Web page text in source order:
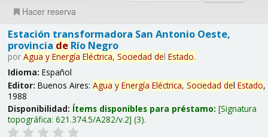
Hacer reserva
Estación transformadora San Antonio Oeste,
provincia deRío Negro
por Agua y Energía Eléctrica, Sociedad del Estado.
Idioma: Español
Editor: Buenos Aires: Agua y Energía Eléctrica, Sociedad del Estado,
1988
Disponibilidad: Ítems disponibles para préstamo: Signatura
topográfica: 621.374.5/A282/v.2 (3).